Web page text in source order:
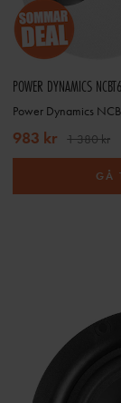
POWER DYNAMICS
Power Dynamics
983 kr 1 380 kr
GÅ